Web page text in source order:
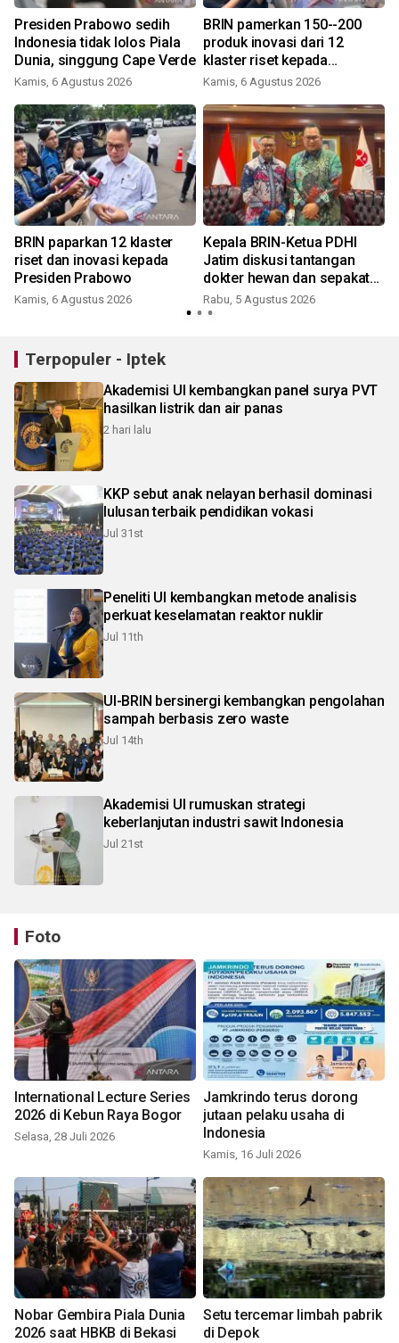
Presiden Prabowo sedih
Indonesia tidak lolos Piala
Dunia, singgung Cape Verde
Kamis, 6 Agustus 2026
BRIN pamerkan 150--200
produk inovasi dari 12
klaster riset kepada
Presiden
Kamis, 6 Agustus 2026
BRIN paparkan 12 klaster
riset dan inovasi kepada
Presiden Prabowo
Kamis, 6 Agustus 2026
Kepala BRIN-Ketua PDHI
Jatim diskusi tantangan
dokter hewan dan sepakat
usung "One Health"
Rabu, 5 Agustus 2026
Terpopuler - Iptek
Akademisi UI kembangkan panel surya PVT
hasilkan listrik dan air panas
2 hari lalu
KKP sebut anak nelayan berhasil dominasi
lulusan terbaik pendidikan vokasi
Jul 31st
Peneliti UI kembangkan metode analisis
perkuat keselamatan reaktor nuklir
Jul 11th
UI-BRIN bersinergi kembangkan pengolahan
sampah berbasis zero waste
Jul 14th
Akademisi UI rumuskan strategi
keberlanjutan industri sawit Indonesia
Jul 21st
Foto
International Lecture Series
2026 di Kebun Raya Bogor
Selasa, 28 Juli 2026
Jamkrindo terus dorong
jutaan pelaku usaha di
Indonesia
Kamis, 16 Juli 2026
Nobar Gembira Piala Dunia
2026 saat HBKB di Bekasi
Setu tercemar limbah pabrik
di Depok